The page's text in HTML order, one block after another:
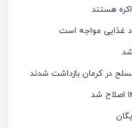
هستند
غذایی مواجه است
شد